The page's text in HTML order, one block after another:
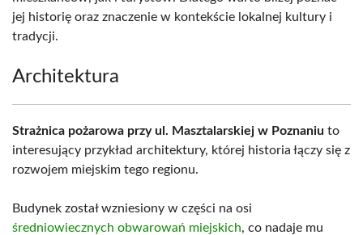
jej historię oraz znaczenie w kontekście lokalnej kultury i
tradycji.
Architektura
Strażnica pożarowa przy ul. Masztalarskiej w Poznaniu to
interesujący przykład architektury, której historia łączy się z
rozwojem miejskim tego regionu.
Budynek został wzniesiony w części na osi
średniowiecznych obwarowań miejskich, co nadaje mu